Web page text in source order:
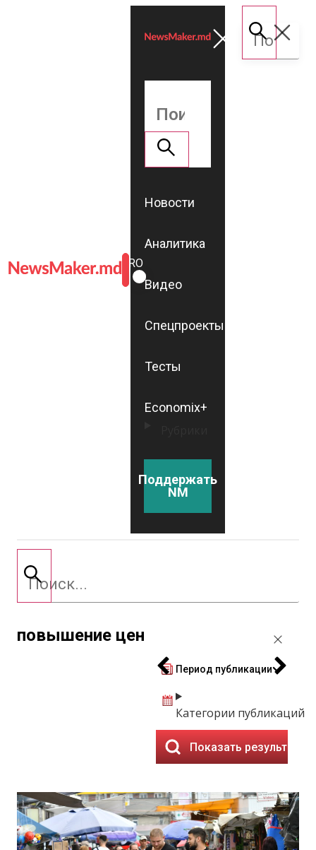
ROMÂNĂ
RU
Новости
Аналитика
Видео
Спецпроекты
Тесты
Economix+
Поддержать
NM
повышение цен
Период публикации
Категории публикаций
Показать результаты